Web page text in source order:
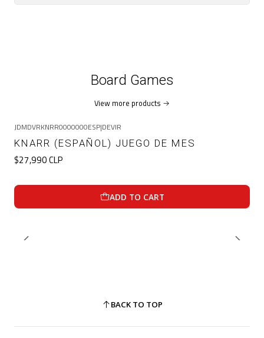
Board Games
View more products
JDMDVRKNRR0000000ESP|DEVIR
KNARR (ESPAÑOL) JUEGO DE MES
$27,990 CLP
ADD TO CART
BACK TO TOP